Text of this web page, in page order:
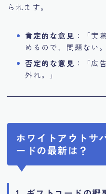
られます。
肯定的な意見 ：「実
めるので、問題ない。
否定的な意見 ：「広
外れ。」
ホワイトアウトサ
ードの最新は？